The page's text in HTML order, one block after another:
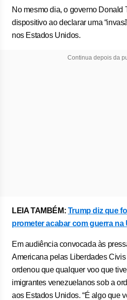
No mesmo dia, o governo Donald
dispositivo ao declarar uma
nos Estados Unidos.
Continua depois da
LEIA TAMBÉM: Trump diz que
prometer acabar com guerra na
Em audiência convocada às
Americana pelas Liberdades
ordenou que qualquer voo que
imigrantes venezuelanos sob a
aos Estados Unidos. “É algo que